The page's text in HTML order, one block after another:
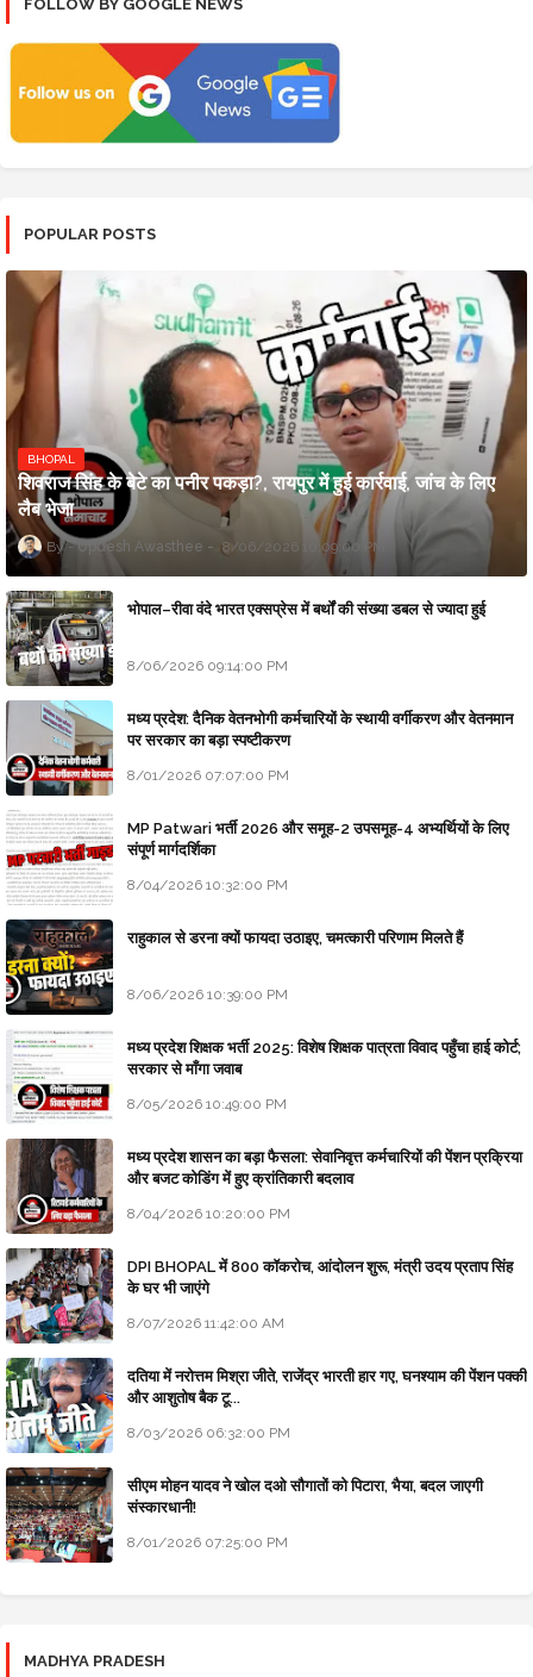
FOLLOW BY GOOGLE NEWS
POPULAR POSTS
BHOPAL
शिवराज सिंह के बेटे का पनीर पकड़ा?, रायपुर में हुई कार्रवाई, जांच के लिए
लैब भेजा
Updesh Awasthee 8/06/2026 10:09:00 PM
भोपाल–रीवा वंदे भारत एक्सप्रेस में बर्थों की संख्या डबल से ज्यादा हुई
8/06/2026 09:14:00 PM
मध्य प्रदेश: दैनिक वेतनभोगी कर्मचारियों के स्थायी वर्गीकरण और वेतनमान
पर सरकार का बड़ा स्पष्टीकरण
8/01/2026 07:07:00 PM
MP Patwari भर्ती 2026 और समूह-2 उपसमूह-4 अभ्यर्थियों के लिए
संपूर्ण मार्गदर्शिका
8/04/2026 10:32:00 PM
राहुकाल से डरना क्यों फायदा उठाइए, चमत्कारी परिणाम मिलते हैं
8/06/2026 10:39:00 PM
मध्य प्रदेश शिक्षक भर्ती 2025: विशेष शिक्षक पात्रता विवाद पहुँचा हाई कोर्ट;
सरकार से माँगा जवाब
8/05/2026 10:49:00 PM
मध्य प्रदेश शासन का बड़ा फैसला: सेवानिवृत्त कर्मचारियों की पेंशन प्रक्रिया
और बजट कोडिंग में हुए क्रांतिकारी बदलाव
8/04/2026 10:20:00 PM
DPI BHOPAL में 800 कॉकरोच, आंदोलन शुरू, मंत्री उदय प्रताप सिंह
के घर भी जाएंगे
8/07/2026 11:42:00 AM
दतिया में नरोत्तम मिश्रा जीते, राजेंद्र भारती हार गए, घनश्याम की पेंशन पक्की
और आशुतोष बैक टू...
8/03/2026 06:32:00 PM
सीएम मोहन यादव ने खोल दओ सौगातों को पिटारा, भैया, बदल जाएगी
संस्कारधानी!
8/01/2026 07:25:00 PM
MADHYA PRADESH